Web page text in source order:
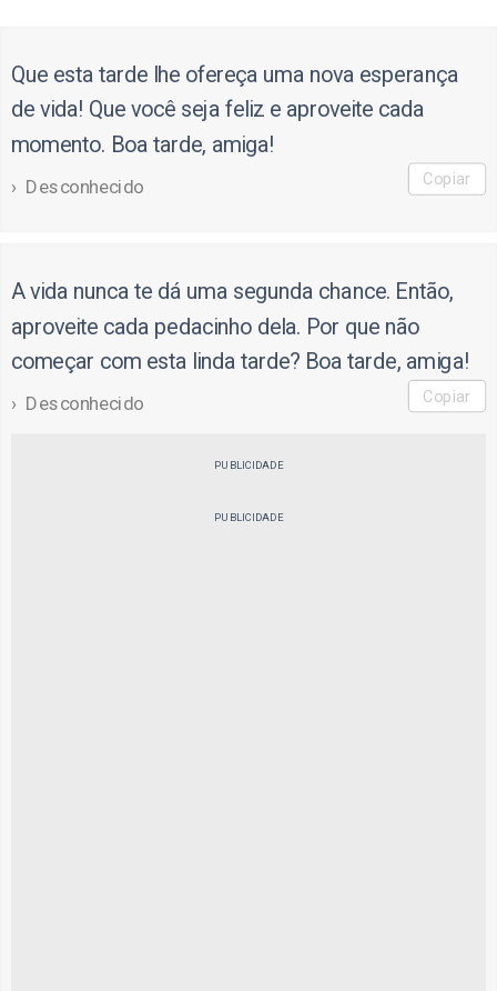
Que esta tarde lhe ofereça uma nova esperança
de vida! Que você seja feliz e aproveite cada
momento. Boa tarde, amiga!
Desconhecido Copiar
A vida nunca te dá uma segunda chance. Então,
aproveite cada pedacinho dela. Por que não
começar com esta linda tarde? Boa tarde, amiga!
Desconhecido Copiar
PUBLICIDADE
PUBLICIDADE